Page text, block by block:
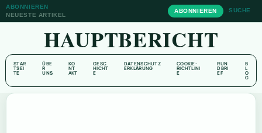
ABONNIEREN
NEUESTE ARTIKEL
ABONNIEREN SUCHE
HAUPTBERICHT
STAR
TSEI
TE
ÜBE
R
UNS
KO
NT
AKT
GESC
HICHT
E
DATENSCHUTZ
ERKLÄRUNG
COOKIE-
RICHTLINI
E
RUN
DBRI
EF
B
L
O
G